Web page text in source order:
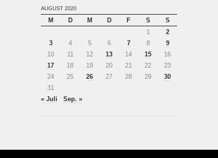
AUGUST 2020
M D M D F S
S
1
2
3
4 5 6 7 8
9
10
11 12 13 14 15
16
17
18 19 20 21 22
23
24
25 26 27 28 29
30
31
« Juli
Sep. »